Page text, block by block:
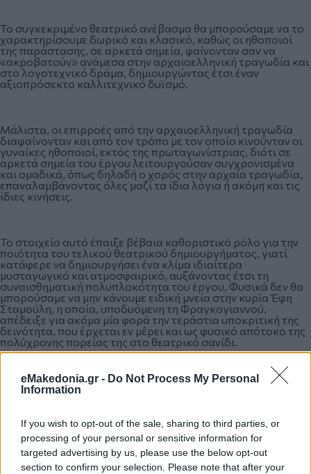
eMakedonia.gr - Do Not Process My Personal
Information
If you wish to opt-out of the sale, sharing to third parties, or
processing of your personal or sensitive information for
targeted advertising by us, please use the below opt-out
section to confirm your selection. Please note that after your
Το συγκεκριμένο θεατρικό ανέβασμα θα μπορούσαμε να το
χαρακτηρίσουμε δωρικό και κλασικό, καθώς οι ηθοποιοί
της παράστασης, σε αρκετά σημεία, φαίνονταν σαν να
«ακροβατούν» ανάμεσα στην αρχαιοελληνική τραγωδία και
στο λογοτεχνικό δράμα, δημιουργώντας έτσι έναν
αξιοπρόσεκτο καλλιτεχνικό δυϊσμό.
Μάλιστα, οι επιρροές από την αρχαιοελληνική τραγωδία
διαφαίνονταν και από τον τρόπο με τον οποίο κινούνταν οι
γυναίκες ηθοποιοί, εκτός της πρωταγωνίστριας, διότι σε
αρκετά σημεία του έργου λειτουργούσαν συγχρονισμένα
και ομαδικά, όπως δηλαδή ο χορός στην αρχαία τραγωδία,
επαναλαμβάνοντας όλες μαζί τα ίδια λόγια ή ακόμη και τις
ίδιες κινήσεις.
Το στοιχείο αυτό έπαιξε βέβαια καθοριστικό ρόλο για την
ποιότητα του τελικού θεατρικού δημιουργήματος, γιατί
κατάφερε να δημιουργήσει ένα κλίμα ιδιαίτερα
μυσταγωγικό και ατμοσφαιρικό, αυξάνοντας έτσι τη
συναισθηματική πολυπλοκότητα του έργου. Φυσικά δεν θα
μπορούσαμε να μην κάνουμε ειδική μνεία στην κυρία Έφη
Σταμούλη, η οποία, υποδυόμενη τη Φραγκογιαννού,
απέδειξε για ακόμα μία φορά την τεράστια υποκριτική της
δεινότητα, που έρχεται εν μέρει και ως φυσικό απότοκο της
πολύχρονης πορείας της στο θεατρικό σανίδι.
Η ερμηνεία της υπήρξε ιδιαίτερα επιτυχημένη, διότι
τις πιο αμυδρές και λεπτές ψυχολογικές αποχρώσεις του
ρόλου της.